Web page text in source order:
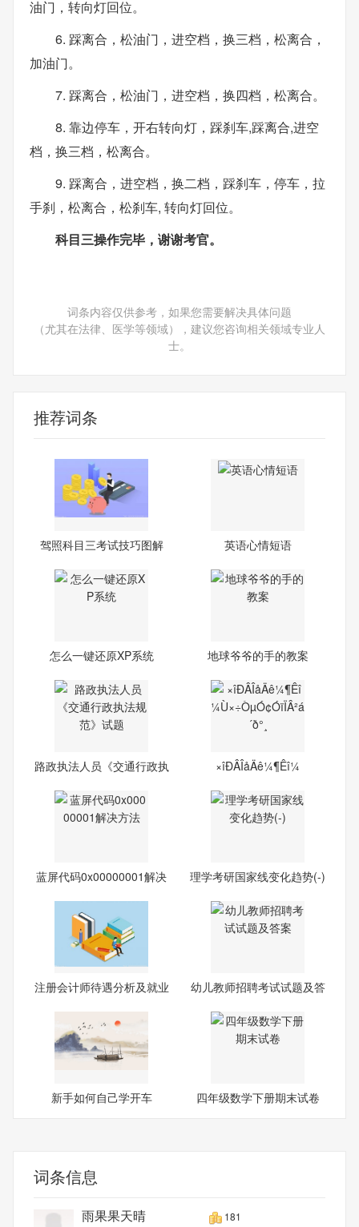
油门，转向灯回位。
6. 踩离合，松油门，进空档，换三档，松离合，
加油门。
7. 踩离合，松油门，进空档，换四档，松离合。
8. 靠边停车，开右转向灯，踩刹车,踩离合,进空
档，换三档，松离合。
9. 踩离合，进空档，换二档，踩刹车，停车，拉
手刹，松离合，松刹车, 转向灯回位。
科目三操作完毕，谢谢考官。
词条内容仅供参考，如果您需要解决具体问题
（尤其在法律、医学等领域），建议您咨询相关领域专业人
士。
推荐词条
驾照科目三考试技巧图解 英语心情短语
怎么一键还原XP系统 地球爷爷的手的教案
路政执法人员《交通行政执
×îÐÂÎåÄê¼¶Êî¼
蓝屏代码0x00000001解决
理学考研国家线变化趋势(-)
注册会计师待遇分析及就业
幼儿教师招聘考试试题及答
新手如何自己学开车 四年级数学下册期末试卷
词条信息
雨果果天晴 181